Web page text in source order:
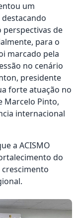
um
de
para o
marcado pela
no cenário
presidente
forte atuação no
Marcelo Pinto,
internacional
a ACISMO
do